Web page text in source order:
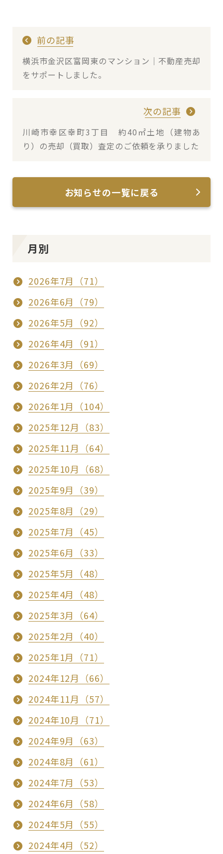
前の記事
横浜市金沢区富岡東のマンション｜不動産売却
をサポートしました。
次の記事
川崎市幸区幸町3丁目 約40㎡土地（建物あ
り）の売却（買取）査定のご依頼を承りました
お知らせの一覧に戻る
月別
2026年7月（71）
2026年6月（79）
2026年5月（92）
2026年4月（91）
2026年3月（69）
2026年2月（76）
2026年1月（104）
2025年12月（83）
2025年11月（64）
2025年10月（68）
2025年9月（39）
2025年8月（29）
2025年7月（45）
2025年6月（33）
2025年5月（48）
2025年4月（48）
2025年3月（64）
2025年2月（40）
2025年1月（71）
2024年12月（66）
2024年11月（57）
2024年10月（71）
2024年9月（63）
2024年8月（61）
2024年7月（53）
2024年6月（58）
2024年5月（55）
2024年4月（52）